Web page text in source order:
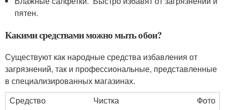
пятен.
Какими средствами можно мыть обои?
Существуют как народные средства избавления от
загрязнений, так и профессиональные, представленные
в специализированных магазинах.
Средство
Чистка Фото